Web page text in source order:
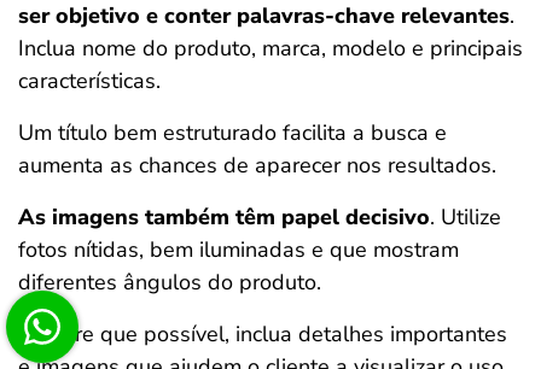
ser objetivo e conter palavras-chave relevantes.
Inclua nome do produto, marca, modelo e principais
características.
Um título bem estruturado facilita a busca e
aumenta as chances de aparecer nos resultados.
As imagens também têm papel decisivo. Utilize
fotos nítidas, bem iluminadas e que mostram
diferentes ângulos do produto.
Sempre que possível, inclua detalhes importantes